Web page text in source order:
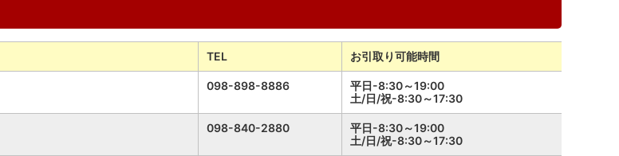
TEL お引取り可能時間
098-898-8886
平日-8:30～19:00
土/日/祝-8:30～17:30
098-840-2880
平日-8:30～19:00
土/日/祝-8:30～17:30